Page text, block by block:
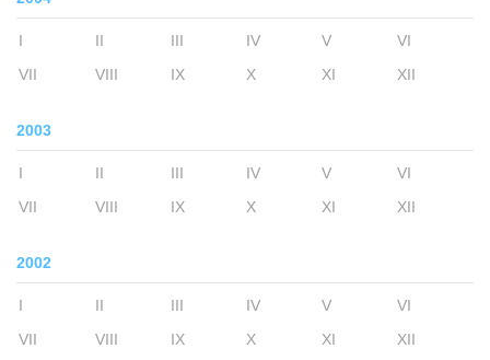
I II III IV V
VI
VII
VIII IX X XI XII
2003
I II III IV V
VI
VII
VIII IX X XI XII
2002
I II III IV V
VI
VII
VIII IX X XI XII